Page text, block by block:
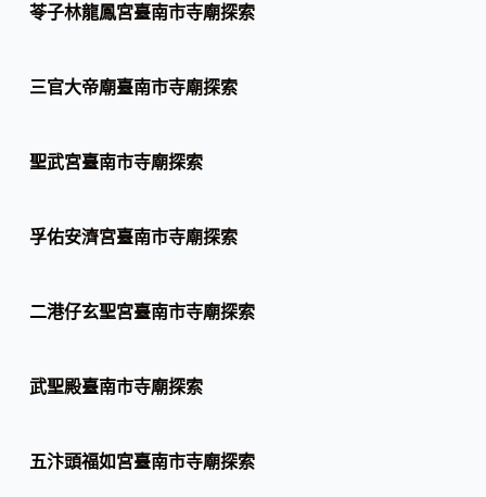
苓子林龍鳳宮臺南市寺廟探索
三官大帝廟臺南市寺廟探索
聖武宮臺南市寺廟探索
孚佑安濟宮臺南市寺廟探索
二港仔玄聖宮臺南市寺廟探索
武聖殿臺南市寺廟探索
五汴頭福如宮臺南市寺廟探索